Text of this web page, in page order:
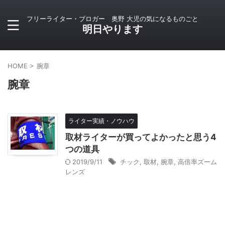
フリーライター・ブロガー 奥野 大児の気になるものごと
明日やります
HOME > 腕章
腕章
ライター実績・ノウハウ
取材ライターが買ってよかったと思う4
つの道具
2019/9/11 チック 取材 腕章 高倍率ズーム
レンズ